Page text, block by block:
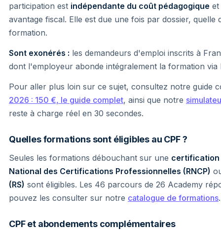
participation est indépendante du coût pédagogique et
avantage fiscal. Elle est due une fois par dossier, quelle
formation.
Sont exonérés : les demandeurs d'emploi inscrits à
dont l'employeur abonde intégralement la formation via
Pour aller plus loin sur ce sujet, consultez notre guide
2026 : 150 €, le guide complet, ainsi que notre
reste à charge réel en 30 secondes.
Quelles formations sont éligibles au CPF ?
Seules les formations débouchant sur une certification
National des Certifications Professionnelles (RNCP)
(RS) sont éligibles. Les 46 parcours de 26 Academy
pouvez les consulter sur notre catalogue de formations.
CPF et abondements complémentaires